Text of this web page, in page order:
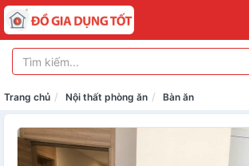
Trang chủ Nội thất phòng ăn Bàn ăn